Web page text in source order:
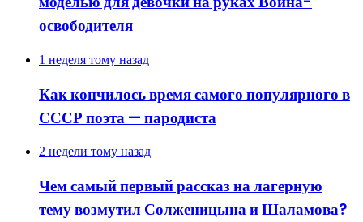
освободителя
1 неделя тому назад
Как кончилось время самого популярного в
СССР поэта — пародиста
2 недели тому назад
Чем самый первый рассказ на лагерную
тему возмутил Солженицына и Шаламова?